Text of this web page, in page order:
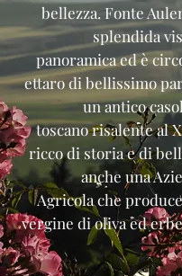
bellezza. Fonte
splendida
panoramica ed è
ettaro di bellissimo
un antico
toscano risalente al
ricco di storia e di
anche una
Agricola che
vergine di oliva ed